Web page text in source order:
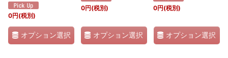
0円(税別)
オプション選択
0円(税別)
オプション選択
0円(税別)
オプション選択